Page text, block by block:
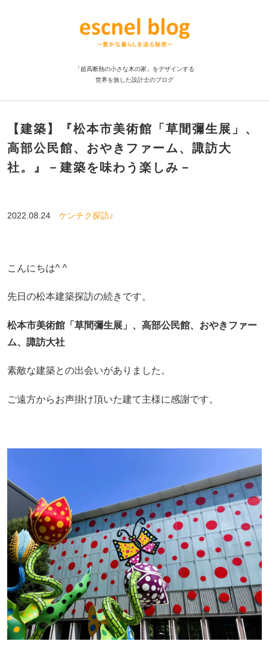
「超高断熱の小さな木の家」をデザインする
世界を旅した設計士のブログ
【建築】『松本市美術館「草間彌生展」、
高部公民館、おやきファーム、諏訪大
社。』－建築を味わう楽しみ－
2022.08.24 ケンチク探訪♪
こんにちは^ ^
先日の松本建築探訪の続きです。
松本市美術館「草間彌生展」、高部公民館、おやきファー
ム、諏訪大社
素敵な建築との出会いがありました。
ご遠方からお声掛け頂いた建て主様に感謝です。